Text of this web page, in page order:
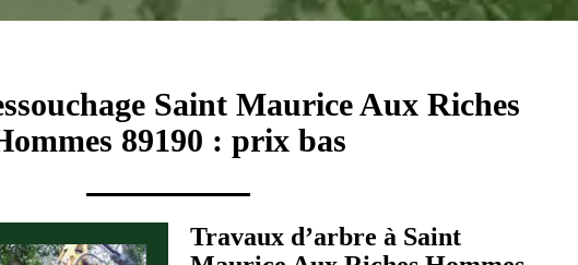
Saint Maurice Aux Riches
89190 : prix bas
Travaux d’arbre à Saint